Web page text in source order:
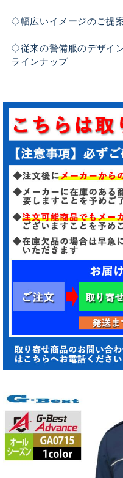
◇幅広いイメージのご提
◇従来の警備服のデザイ
ラインナップ